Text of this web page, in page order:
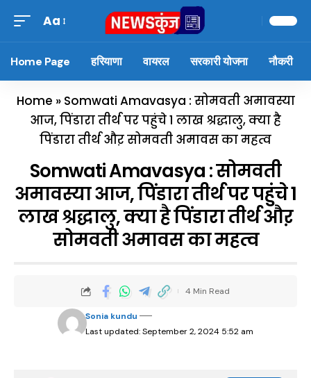
Aa
Home Page हरियाणा वायरल सरकारी योजना नौकरी
Home » Somwati Amavasya : सोमवती अमावस्या
आज, पिंडारा तीर्थ पर पहुंचे 1 लाख श्रद्धालु, क्या है
पिंडारा तीर्थ औऱ सोमवती अमावस का महत्व
Somwati Amavasya : सोमवती
अमावस्या आज, पिंडारा तीर्थ पर पहुंचे 1
लाख श्रद्धालु, क्या है पिंडारा तीर्थ औऱ
सोमवती अमावस का महत्व
Last updated: September 2, 2024 5:52 am
Sonia kundu
4 Min Read